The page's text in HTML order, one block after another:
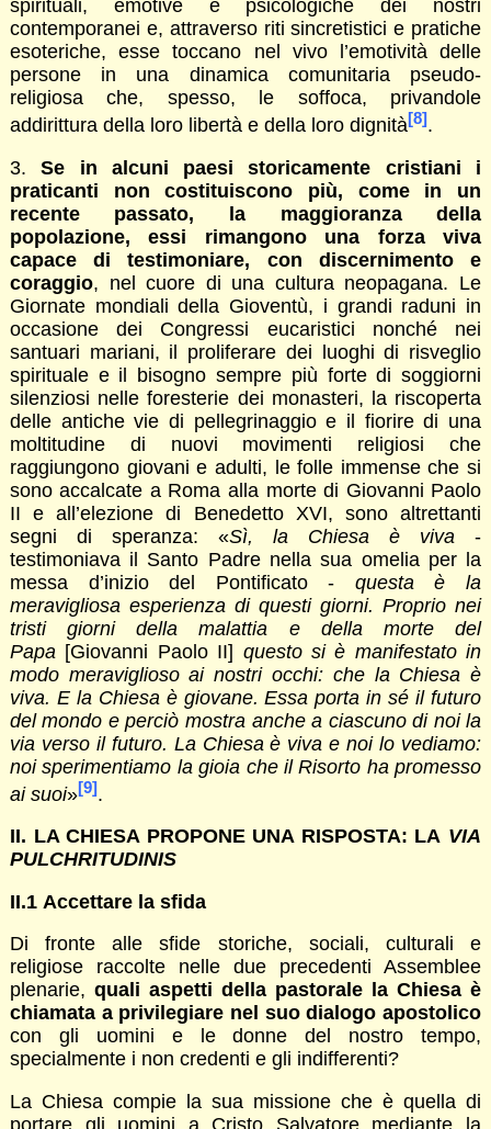
spirituali, emotive e psicologiche dei nostri
contemporanei e, attraverso riti sincretistici e pratiche
esoteriche, esse toccano nel vivo l’emotività delle
persone in una dinamica comunitaria pseudo-
religiosa che, spesso, le soffoca, privandole
addirittura della loro libertà e della loro dignità[8].
3.Se in alcuni paesi storicamente cristiani i
praticanti non costituiscono più, come in un
recente passato, la maggioranza della
popolazione, essi rimangono una forza viva
capace di testimoniare, con discernimento e
coraggio, nel cuore di una cultura neopagana. Le
Giornate mondiali della Gioventù, i grandi raduni in
occasione dei Congressi eucaristici nonché nei
santuari mariani, il proliferare dei luoghi di risveglio
spirituale e il bisogno sempre più forte di soggiorni
silenziosi nelle foresterie dei monasteri, la riscoperta
delle antiche vie di pellegrinaggio e il fiorire di una
moltitudine di nuovi movimenti religiosi che
raggiungono giovani e adulti, le folle immense che si
sono accalcate a Roma alla morte di Giovanni Paolo
II e all’elezione di Benedetto XVI, sono altrettanti
segni di speranza: «Sì, la Chiesa è viva -
testimoniava il Santo Padre nella sua omelia per la
messa d’inizio del Pontificato - questa è la
meravigliosa esperienza di questi giorni. Proprio nei
tristi giorni della malattia e della morte del
Papa [Giovanni Paolo II] questo si è manifestato in
modo meraviglioso ai nostri occhi: che la Chiesa è
viva. E la Chiesa è giovane. Essa porta in sé il futuro
del mondo e perciò mostra anche a ciascuno di noi la
via verso il futuro. La Chiesa è viva e noi lo vediamo:
noi sperimentiamo la gioia che il Risorto ha promesso
ai suoi»[9].
II. LA CHIESA PROPONE UNA RISPOSTA: LA VIA
PULCHRITUDINIS
II.1 Accettare la sfida
Di fronte alle sfide storiche, sociali, culturali e
religiose raccolte nelle due precedenti Assemblee
plenarie, quali aspetti della pastorale la Chiesa è
chiamata a privilegiare nel suo dialogo apostolico
con gli uomini e le donne del nostro tempo,
specialmente i non credenti e gli indifferenti?
La Chiesa compie la sua missione che è quella di
portare gli uomini a Cristo Salvatore mediante la